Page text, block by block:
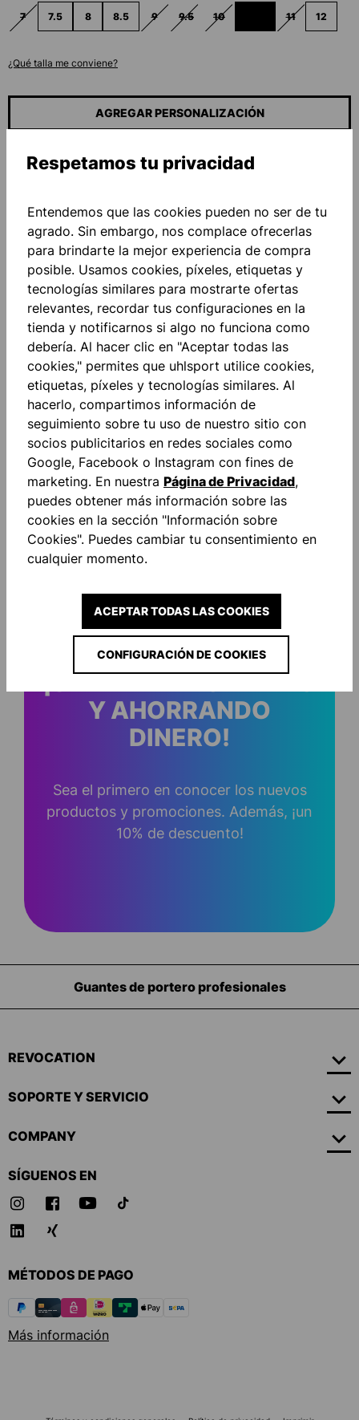
7
(ESTA OPCIÓN NO ESTÁ DISPONIBLE EN ESTE MOMENTO.)
7.5 8 8.5 9
(ESTA OPCIÓN NO ESTÁ DISPONIBLE EN ESTE
9.5
(ESTA OPCIÓN NO ESTÁ DISPONIBLE
10
(ESTA OPCIÓN NO ESTÁ
(ESTA OPCIÓN NO
11
(ESTA OPCIÓN
12
¿Qué talla me conviene?
AGREGAR PERSONALIZACIÓN
Precio base
Cantidad
A LA CESTA
Añadir a la lista de deseos
Descripción
Supergrip+: SUPERGRIP+ es exactamente lo que su
nombre promete: Una espuma adherente de alto
rendimiento con un agarre ex…
Más
Valoraciones
¡SIEMPRE INFORMADO
Y AHORRANDO
DINERO!
Sea el primero en conocer los nuevos
productos y promociones. Además, ¡un
10% de descuento!
Guantes de portero profesionales
REVOCATION
SOPORTE Y SERVICIO
COMPANY
SÍGUENOS EN
MÉTODOS DE PAGO
Más información
Respetamos tu privacidad
Entendemos que las cookies pueden no ser de tu
agrado. Sin embargo, nos complace ofrecerlas
para brindarte la mejor experiencia de compra
posible. Usamos cookies, píxeles, etiquetas y
tecnologías similares para mostrarte ofertas
relevantes, recordar tus configuraciones en la
tienda y notificarnos si algo no funciona como
debería. Al hacer clic en "Aceptar todas las
cookies," permites que uhlsport utilice cookies,
etiquetas, píxeles y tecnologías similares. Al
hacerlo, compartimos información de
seguimiento sobre tu uso de nuestro sitio con
socios publicitarios en redes sociales como
Google, Facebook o Instagram con fines de
marketing. En nuestra Página de Privacidad,
puedes obtener más información sobre las
cookies en la sección "Información sobre
Cookies". Puedes cambiar tu consentimiento en
cualquier momento.
CONFIGURACIÓN DE COOKIES
ACEPTAR TODAS LAS COOKIES